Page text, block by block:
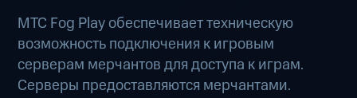
МТС Fog Play обеспечивает техническую
возможность подключения к игровым
серверам мерчантов для доступа к играм.
Серверы предоставляются мерчантами.